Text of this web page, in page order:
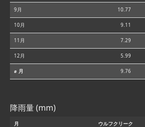
9月 10.77
10月 9.11
11月 7.29
12月 5.99
⌀ 月 9.76
降雨量 (mm)
月 ウルフクリーク